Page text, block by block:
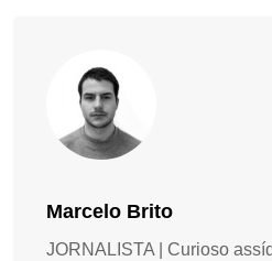
Marcelo Brito
JORNALISTA | Curioso